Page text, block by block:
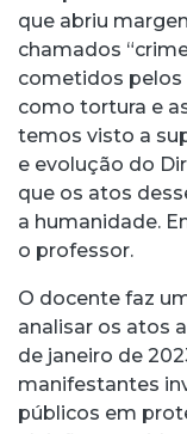
que abriu
chamados
cometidos pelos
como tortura e
temos visto a
e evolução do
que os atos
a humanidade.
o professor.
O docente faz
analisar os atos
de janeiro de
manifestantes
públicos em